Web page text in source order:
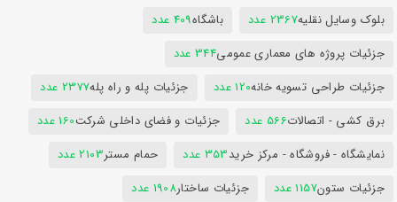
بلوک وسایل نقلیه2367 عدد باشگاه409 عدد
جزئیات پروژه های معماری عمومی344 عدد
جزئیات طراحی تسویه خانه120 عدد جزئیات پله و راه پله2377 عدد
برق کشی - اتصالات566 عدد جزئیات و فضای داخلی شرکت160 عدد
نمایشگاه - فروشگاه - مرکز خرید353 عدد حمام مستر2103 عدد
جزئیات ستون1157 عدد جزئیات ساختار1908 عدد